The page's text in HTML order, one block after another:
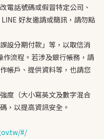
電話號碼或假冒特定公司、
好友邀請或簡訊，請勿點
設分期付款」等，以取信消
作流程。若涉及銀行帳務，請
帳戶、提供資料等，也請您
度（大小寫英文及數字混合
，以提高資訊安全。
#/